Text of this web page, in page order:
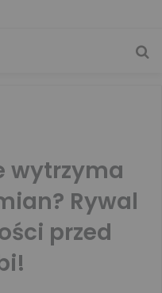
wytrzyma
Rywal
przed